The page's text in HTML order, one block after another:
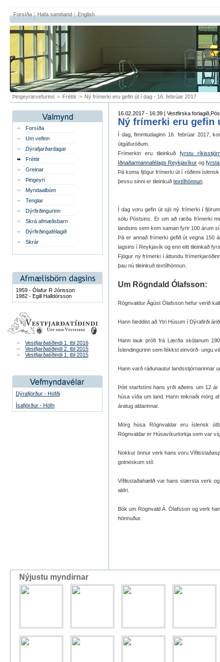
Forsíða Hafa samband English
Þingeyrarvefurinn > Fréttir > Ný frímerki eru gefin út í dag - 16. febrúar 2017
Forsíða
Um vefinn
Dýrafjarðardagar
Fréttir
Greinar
Þingeyri
Myndaalbúm
Tenglar
Dýrfirðingurinn
Skrá afmælisbarn
Dýrfirðingafélagið
Skrár
1959 - Ólafur R Jónsson
1982 - Egill Halldórsson
Vestfjarðatíðindi 1. tbl 2016
Vestfjarðatíðindi 2. tbl 2015
Vestfjarðatíðindi 1. tbl 2015
Dýrafjörður - Höfði
Ísafjörður - Höfn
16.02.2017 - 16:39 | Vestfirska
Ný frímerki eru gefin
Í dag, fimmtudaginn 16. febrúar 2017,
útgáfuröðum.
Frímerkin eru tileinkuð fyrstu
Iðnaðarmannafélags Reykjavíkur og
Þá koma fjögur frímerki út í röðinni
þessu sinni er tileinkuð textílhönnun
Í dag voru gef­in út sjö ný frí­merki í
sölu Pósts­ins. Er um að ræða frí­merki
lands­ins sem kom sam­an fyr­ir 100 árum
Þá er annað frí­merki gefið út vegna 150
lags­ins í Reykja­vík og enn eitt til­einkað
Fjög­ur ný frí­merki í átt­undu
þau nú til­einkuð tex­tíl­hönn­un.
Um Rögndald Ólafsson:
Rögnvaldur Ágúst Ólafsson hefur verið
Hann fæddist að Ytri Húsum í Dýrafirði
Hann lauk prófi frá Lærða skólanum
Íslendingurinn sem fékkst einvörð- ungu
Hann varð ráðunautur landsstjórnarinnar
Þótt starfstími hans yrði aðeins um 12
húsa víða um land. Hann teiknaði mörg
áratug aldarinnar.
Mörg húsa Rögnvaldar eru íslensk
Rögnvaldar er Húsavíkurkirkja sem var
Nokkur önnur verk hans voru
gotneskum stíl.
Vífilsstaðahælið var hans stærsta verk og
aldri.
Bók um Rögnvald Á. Ólafsson og verk
hönnuður.
Nýjustu myndirnar